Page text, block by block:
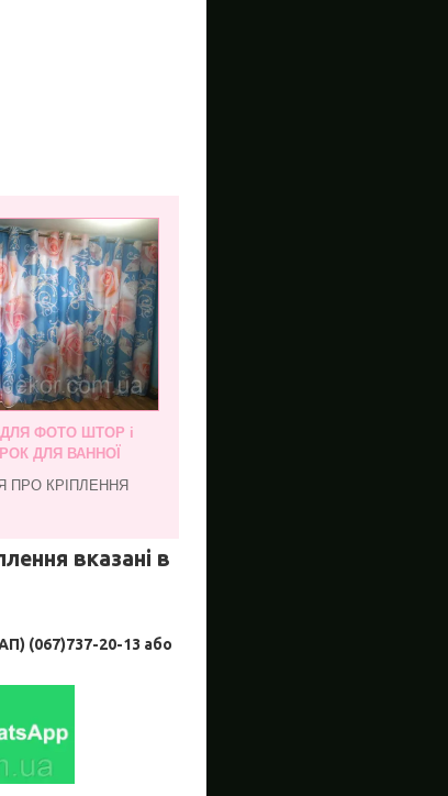
ДЛЯ ФОТО ШТОР і
ДЛЯ ВАННОЇ
ПРО КРІПЛЕННЯ
вказані в
(067)737-20-13 або